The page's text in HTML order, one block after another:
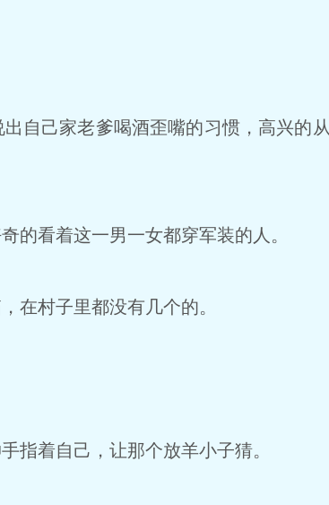
自己家老爹喝酒歪嘴的习惯，高兴的从
的看着这一男一女都穿军装的人。
在村子里都没有几个的。
指着自己，让那个放羊小子猜。